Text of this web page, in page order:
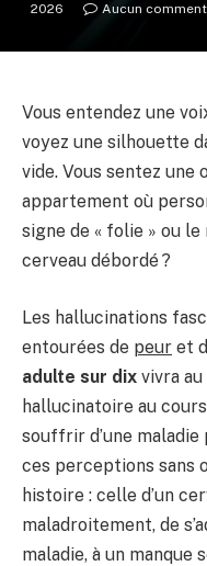
2026
Aucun
Vous entendez une
voyez une silhouette
vide. Vous sentez une
appartement où
signe de « folie » ou le
cerveau débordé ?
Les hallucinations
entourées de peur et
adulte sur dix vivra
hallucinatoire au
souffrir d’une
ces perceptions sans
histoire : celle d’un
maladroitement, de
maladie, à un manque